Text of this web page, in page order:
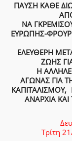
ΠΑΥΣΗ ΚΑΘΕ
ΝΑ
ΕΥΡΩΠΗΣ-
ΕΛΕΥΘΕΡΗ
ΖΩΗΣ
Η
ΑΓΩΝΑΣ ΓΙΑ
ΚΑΠΙΤΑΛΙΣΜΟΥ,
ΑΝΑΡΧΙΑ
Τρίτη